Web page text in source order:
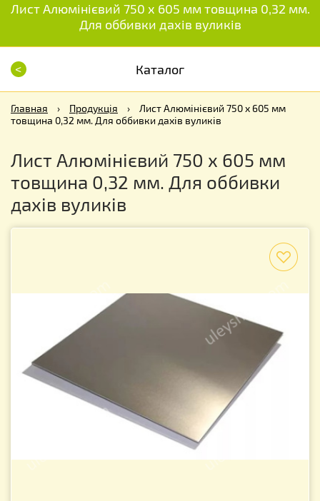
Лист Алюмінієвий 750 х 605 мм товщина 0,32 мм.
Для оббивки дахів вуликів
< Каталог
Главная › Продукція ›
Лист Алюмінієвий 750 х 605 мм
товщина 0,32 мм. Для оббивки дахів вуликів
Лист Алюмінієвий 750 х 605 мм
товщина 0,32 мм. Для оббивки
дахів вуликів